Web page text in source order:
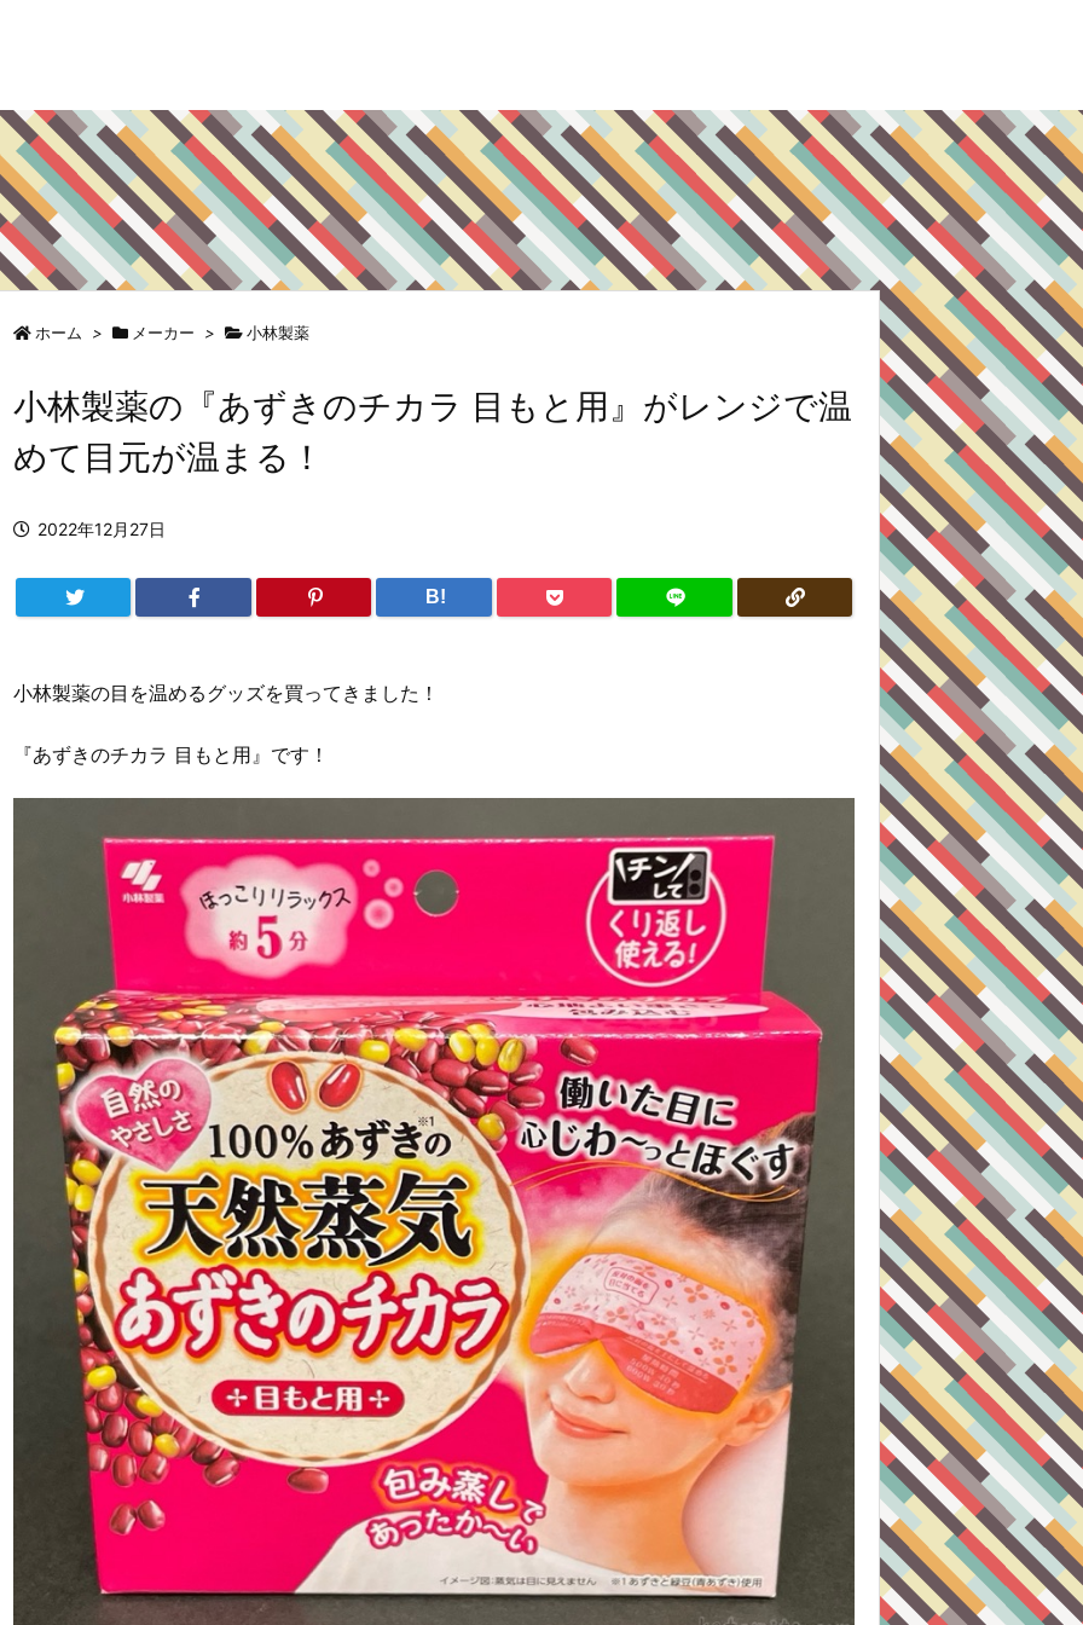
ホーム > メーカー > 小林製薬
小林製薬の『あずきのチカラ 目もと用』がレンジで温
めて目元が温まる！
2022年12月27日
B!
小林製薬の目を温めるグッズを買ってきました！
『あずきのチカラ 目もと用』です！